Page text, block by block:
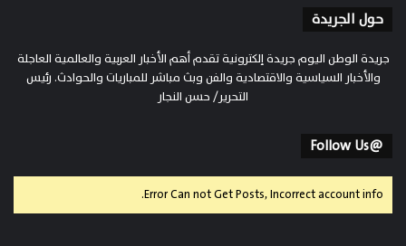
حول الجريدة
جريدة الوطن اليوم جريدة إلكترونية تقدم أهم الأخبار العربية والعالمية العاجلة
والأخبار السياسية والاقتصادية والفن وبث مباشر للمباريات والحوادث. رئيس
التحرير/ حسن النجار
@Follow Us
Error Can not Get Posts, Incorrect account info.